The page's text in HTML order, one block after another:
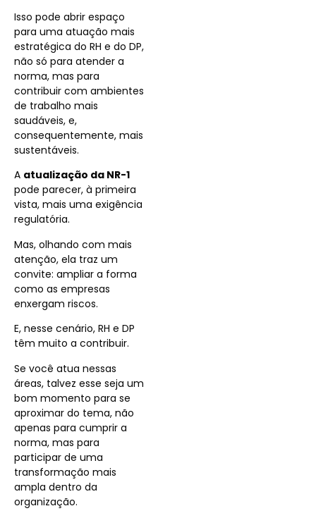
Isso pode abrir espaço
para uma atuação mais
estratégica do RH e do DP,
não só para atender a
norma, mas para
contribuir com ambientes
de trabalho mais
saudáveis, e,
consequentemente, mais
sustentáveis.
A atualização da NR-1
pode parecer, à primeira
vista, mais uma exigência
regulatória.
Mas, olhando com mais
atenção, ela traz um
convite: ampliar a forma
como as empresas
enxergam riscos.
E, nesse cenário, RH e DP
têm muito a contribuir.
Se você atua nessas
áreas, talvez esse seja um
bom momento para se
aproximar do tema, não
apenas para cumprir a
norma, mas para
participar de uma
transformação mais
ampla dentro da
organização.